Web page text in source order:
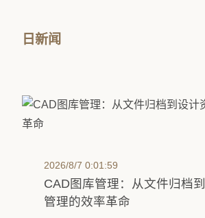
日新闻
2026/8/7 0:01:59
CAD图库管理：从文件归档
管理的效率革命